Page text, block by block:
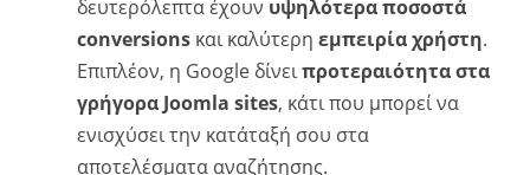
δευτερόλεπτα έχουν υψηλότερα ποσοστά
conversions και καλύτερη εμπειρία χρήστη.
Επιπλέον, η Google δίνειπροτεραιότητα στα
γρήγορα Joomla sites, κάτι που μπορεί να
ενισχύσει την κατάταξή σου στα
αποτελέσματα αναζήτησης.